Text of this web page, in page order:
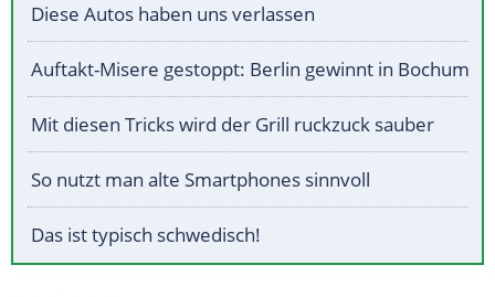
Diese Autos haben uns verlassen
Auftakt-Misere gestoppt: Berlin gewinnt in Bochum
Mit diesen Tricks wird der Grill ruckzuck sauber
So nutzt man alte Smartphones sinnvoll
Das ist typisch schwedisch!